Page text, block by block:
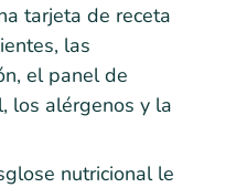
tarjeta de receta
las
el panel de
los alérgenos y la
nutricional le